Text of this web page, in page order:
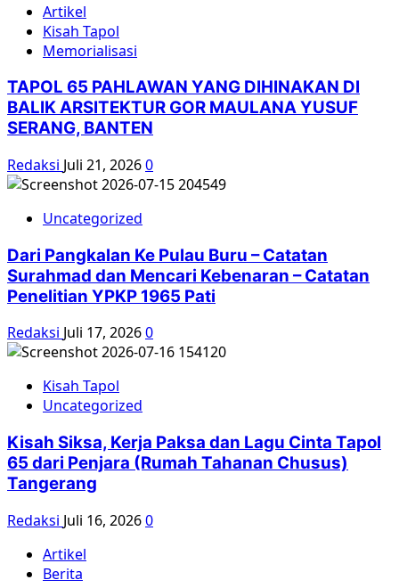
Artikel
Kisah Tapol
Memorialisasi
TAPOL 65 PAHLAWAN YANG DIHINAKAN DI
BALIK ARSITEKTUR GOR MAULANA YUSUF
SERANG, BANTEN
Redaksi Juli 21, 20260
Uncategorized
Dari Pangkalan Ke Pulau Buru – Catatan
Surahmad dan Mencari Kebenaran – Catatan
Penelitian YPKP 1965 Pati
Redaksi Juli 17, 20260
Kisah Tapol
Uncategorized
Kisah Siksa, Kerja Paksa dan Lagu Cinta Tapol
65 dari Penjara (Rumah Tahanan Chusus)
Tangerang
Redaksi Juli 16, 20260
Artikel
Berita